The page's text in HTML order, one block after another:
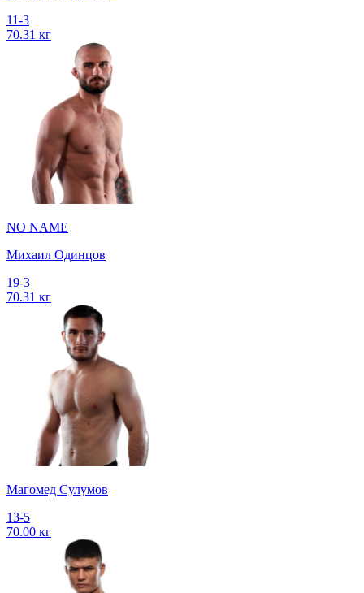
11-3
70.31 кг
NO NAME
Михаил Одинцов
19-3
70.31 кг
Магомед Сулумов
13-5
70.00 кг